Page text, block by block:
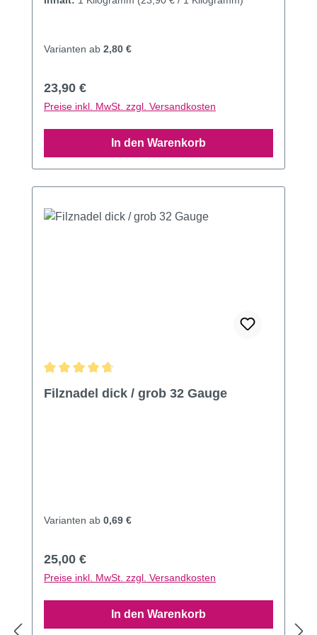
Varianten ab 2,80 €
Regulärer Preis:
23,90 €
Preise inkl. MwSt. zzgl. Versandkosten
In den Warenkorb
Filznadel dick / grob 32 Gauge
Varianten ab 0,69 €
Regulärer Preis:
25,00 €
Preise inkl. MwSt. zzgl. Versandkosten
In den Warenkorb